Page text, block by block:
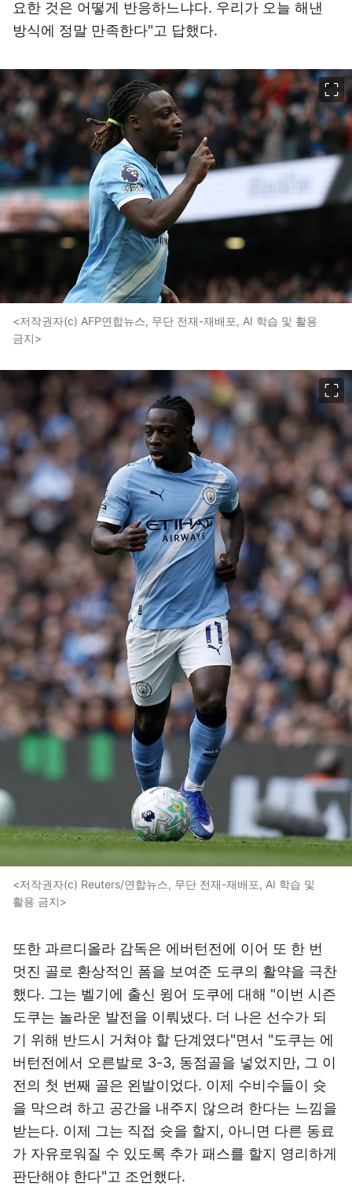
요한 것은 어떻게 반응하느냐다. 우리가 오늘 해낸
방식에 정말 만족한다"고 답했다.
<저작권자(c) AFP연합뉴스, 무단 전재-재배포, AI 학습 및 활용
금지>
<저작권자(c) Reuters/연합뉴스, 무단 전재-재배포, AI 학습 및
활용 금지>
또한 과르디올라 감독은 에버턴전에 이어 또 한 번
멋진 골로 환상적인 폼을 보여준 도쿠의 활약을 극찬
했다. 그는 벨기에 출신 윙어 도쿠에 대해 "이번 시즌
도쿠는 놀라운 발전을 이뤄냈다. 더 나은 선수가 되
기 위해 반드시 거쳐야 할 단계였다"면서 "도쿠는 에
버턴전에서 오른발로 3-3, 동점골을 넣었지만, 그 이
전의 첫 번째 골은 왼발이었다. 이제 수비수들이 슛
을 막으려 하고 공간을 내주지 않으려 한다는 느낌을
받는다. 이제 그는 직접 슛을 할지, 아니면 다른 동료
가 자유로워질 수 있도록 추가 패스를 할지 영리하게
판단해야 한다"고 조언했다.